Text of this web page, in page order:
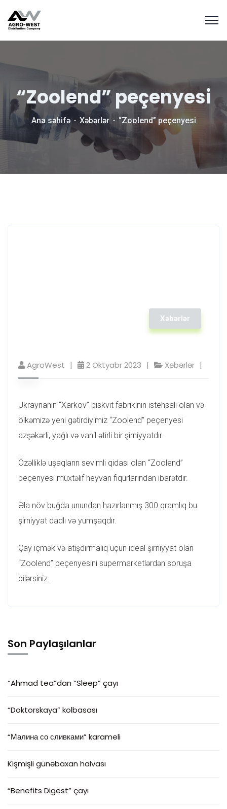
“Zoolend” peçenyesi
Ana səhifə Xəbərlər “Zoolend” peçenyesi
Xəbərlər
AgroWest 2 Oktyabr 2023 Xəbərlər
Ukraynanın “Xarkov” biskvit fabrikinin istehsalı olan və
ölkəmizə yeni gətirdiyimiz “Zoolend” peçenyesi
azşəkərli, yağlı və vanil ətirli bir şirniyyatdır.
Özəlliklə uşaqların sevimli qidası olan “Zoolend”
peçenyesi müxtəlif heyvan fiqurlarından ibarətdir.
Əla növ buğda unundan hazırlanmış 300 qramlıq bu
şirniyyat dadlı və yumşaqdır.
Çay içmək və atışdırmalıq üçün ideal şirniyyat olan
“Zoolend” peçenyesini supermarketlərdən soruşa
bilərsiniz.
Son Paylaşılanlar
“Ahmad tea”dan “Sleep” çayı
“Doktorskaya” kolbasası
“Малина со сливками” karameli
Kişmişli günəbaxan halvası
“Benefits Digest” çayı